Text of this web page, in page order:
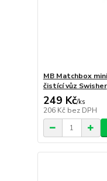
MB Matchbox
čistící vůz Swisher
249 Kč/ks
206 Kč bez DPH